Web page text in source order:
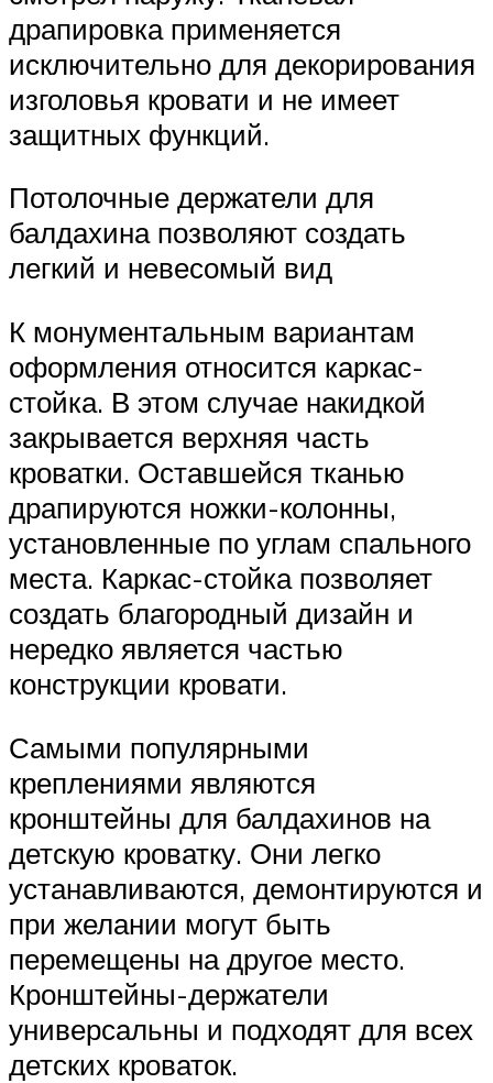
драпировка применяется
исключительно для декорирования
изголовья кровати и не имеет
защитных функций.
Потолочные держатели для
балдахина позволяют создать
легкий и невесомый вид
К монументальным вариантам
оформления относится каркас-
стойка. В этом случае накидкой
закрывается верхняя часть
кроватки. Оставшейся тканью
драпируются ножки-колонны,
установленные по углам спального
места. Каркас-стойка позволяет
создать благородный дизайн и
нередко является частью
конструкции кровати.
Самыми популярными
креплениями являются
кронштейны для балдахинов на
детскую кроватку. Они легко
устанавливаются, демонтируются и
при желании могут быть
перемещены на другое место.
Кронштейны-держатели
универсальны и подходят для всех
детских кроваток.